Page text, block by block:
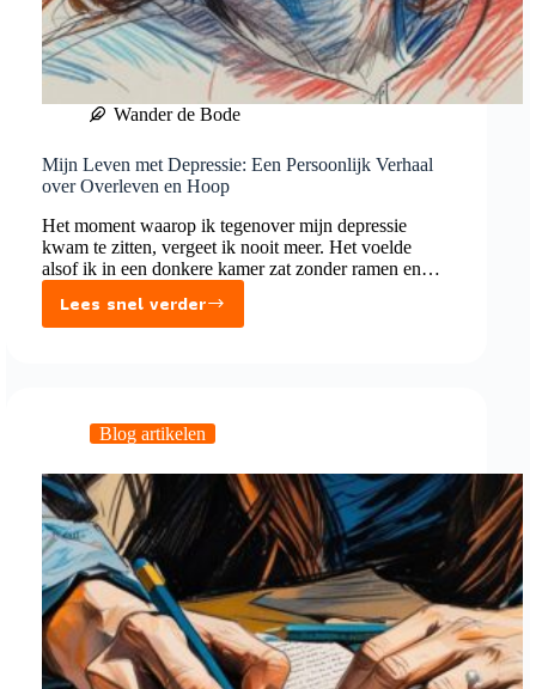
Wander de Bode
Mijn Leven met Depressie: Een Persoonlijk Verhaal
over Overleven en Hoop
Het moment waarop ik tegenover mijn depressie
kwam te zitten, vergeet ik nooit meer. Het voelde
alsof ik in een donkere kamer zat zonder ramen en…
Lees snel verder
Mijn
Een
Verhaal
over
Overleven
en
Hoop
Blog artikelen